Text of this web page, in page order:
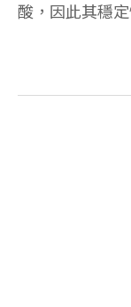
酸，因此其穩